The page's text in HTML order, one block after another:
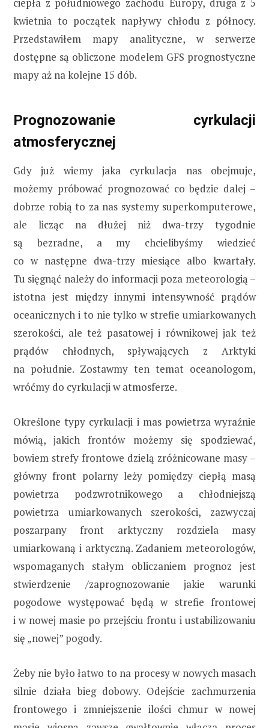
kwietnia to początek napływy chłodu z północy.
Przedstawiłem mapy analityczne, w serwerze
dostępne są obliczone modelem GFS prognostyczne
mapy aż na kolejne 15 dób.
Prognozowanie cyrkulacji
atmosferycznej
Gdy już wiemy jaka cyrkulacja nas obejmuje,
możemy próbować prognozować co będzie dalej –
dobrze robią to za nas systemy superkomputerowe,
ale licząc na dłużej niż dwa-trzy tygodnie
są bezradne, a my chcielibyśmy wiedzieć
co w następne dwa-trzy miesiące albo kwartały.
Tu sięgnąć należy do informacji poza meteorologią –
istotna jest między innymi intensywność prądów
oceanicznych i to nie tylko w strefie umiarkowanych
szerokości, ale też pasatowej i równikowej jak też
prądów chłodnych, spływających z Arktyki
na południe. Zostawmy ten temat oceanologom,
wróćmy do cyrkulacji w atmosferze.
Określone typy cyrkulacji i mas powietrza wyraźnie
mówią, jakich frontów możemy się spodziewać,
bowiem strefy frontowe dzielą zróżnicowane masy –
główny front polarny leży pomiędzy ciepłą masą
powietrza podzwrotnikowego a chłodniejszą
powietrza umiarkowanych szerokości, zazwyczaj
poszarpany front arktyczny rozdziela masy
umiarkowaną i arktyczną. Zadaniem meteorologów,
wspomaganych stałym obliczaniem prognoz jest
stwierdzenie /zaprognozowanie jakie warunki
pogodowe występować będą w strefie frontowej
i w nowej masie po przejściu frontu i ustabilizowaniu
się „nowej” pogody.
Żeby nie było łatwo to na procesy w nowych masach
silnie działa bieg dobowy. Odejście zachmurzenia
frontowego i zmniejszenie ilości chmur w nowej